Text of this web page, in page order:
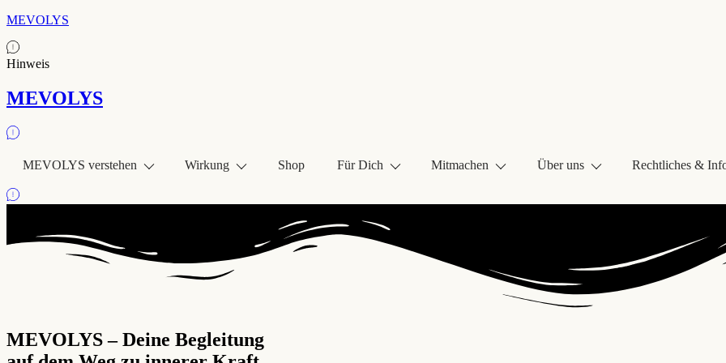
MEVOLYS
Hinweis
MEVOLYS
MEVOLYS verstehen Wirkung Shop Für Dich Mitmachen Über uns Rechtliches &
MEVOLYS – Deine Begleitung